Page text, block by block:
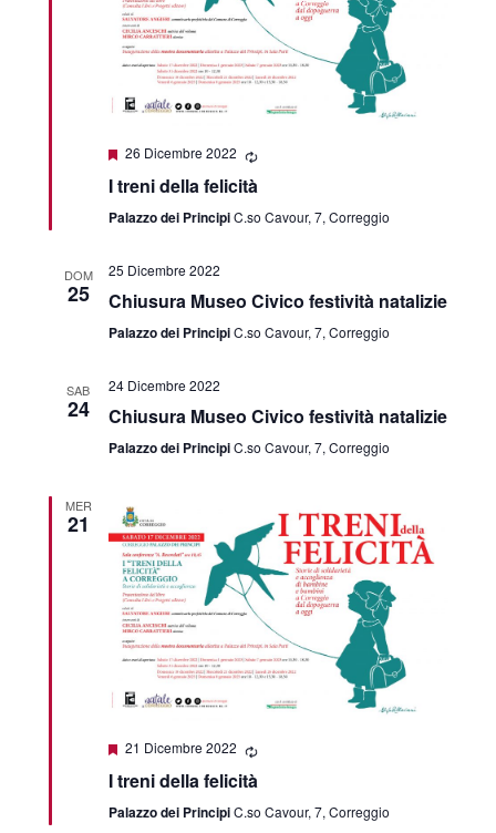
Featured
26 Dicembre 2022
I treni della felicità
Palazzo dei PrincipiC.so Cavour, 7, Correggio
DOM
25
25 Dicembre 2022
Chiusura Museo Civico festività natalizie
Palazzo dei PrincipiC.so Cavour, 7, Correggio
SAB
24
24 Dicembre 2022
Chiusura Museo Civico festività natalizie
Palazzo dei PrincipiC.so Cavour, 7, Correggio
MER
21
Featured
21 Dicembre 2022
I treni della felicità
Palazzo dei PrincipiC.so Cavour, 7, Correggio